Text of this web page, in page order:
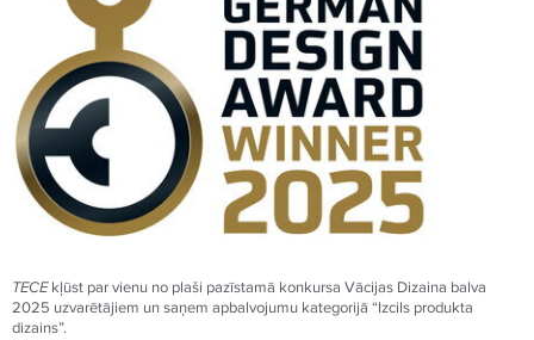
TECEkļūst par vienu no plaši pazīstamā konkursa Vācijas Dizaina balva
2025 uzvarētājiem un saņem apbalvojumu kategorijā “Izcils produkta
dizains”.